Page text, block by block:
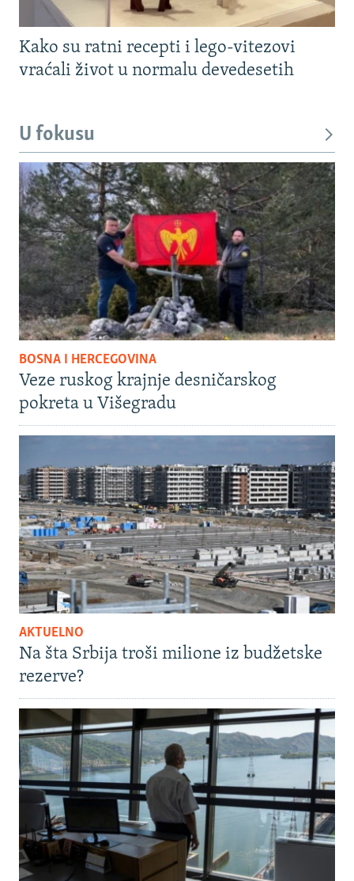
Kako su ratni recepti i lego-vitezovi
vraćali život u normalu devedesetih
U fokusu
BOSNA I HERCEGOVINA
Veze ruskog krajnje desničarskog
pokreta u Višegradu
AKTUELNO
Na šta Srbija troši milione iz budžetske
rezerve?